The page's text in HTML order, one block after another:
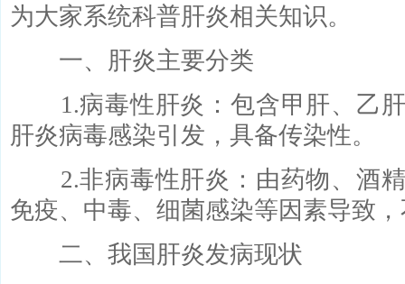
为大家系统科普肝炎相关知识。
一、肝炎主要分类
1.病毒性肝炎：包含甲肝、乙肝
肝炎病毒感染引发，具备传染性。
2.非病毒性肝炎：由药物、酒精
免疫、中毒、细菌感染等因素导致
二、我国肝炎发病现状